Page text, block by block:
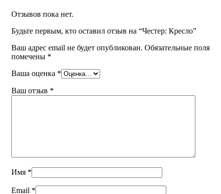
Отзывов пока нет.
Будьте первым, кто оставил отзыв на “Честер: Кресло”
Ваш адрес email не будет опубликован. Обязательные поля
помечены *
Ваша оценка *
Ваш отзыв *
Имя *
Email *